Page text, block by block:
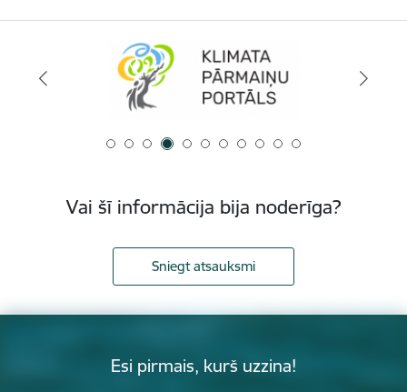
Vai šī informācija bija noderīga?
Sniegt atsauksmi
Esi pirmais, kurš uzzina!